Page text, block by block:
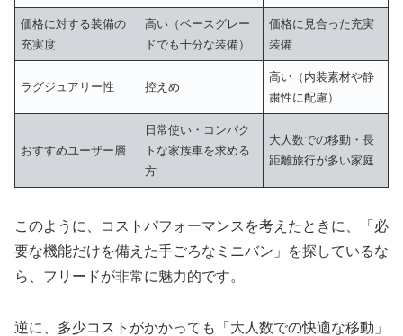
価格に対する装備の
充実度
高い（ベースグレー
ドでも十分な装備）
価格に見合った充実
装備
ラグジュアリー性 控えめ
高い（内装素材や静
粛性に配慮）
おすすめユーザー層
日常使い・コンパク
トな家族車を求める
方
大人数での移動・長
距離旅行が多い家庭
このように、コストパフォーマンスを考えたときに、「必
要な機能だけを備えた手ごろなミニバン」を探しているな
ら、フリードが非常に魅力的です。
逆に、多少コストがかかっても「大人数での快適な移動」